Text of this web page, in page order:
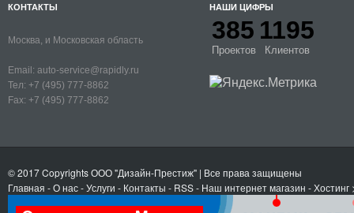
КОНТАКТЫ
Москва, и Московская область
Email: auto-service@rapidly.ru
Тел: +7 (495) 777-8862
Fax: +7 (495) 777-8862
НАШИ ЦИФРЫ
385
Проектов
1195
Клиентов
© 2017 CopyrightsООО "Дизайн-Престиж" | Все права защищены
Главная -О нас-Услуги - Контакты - RSS- Наш интернет магазин -Хостинг